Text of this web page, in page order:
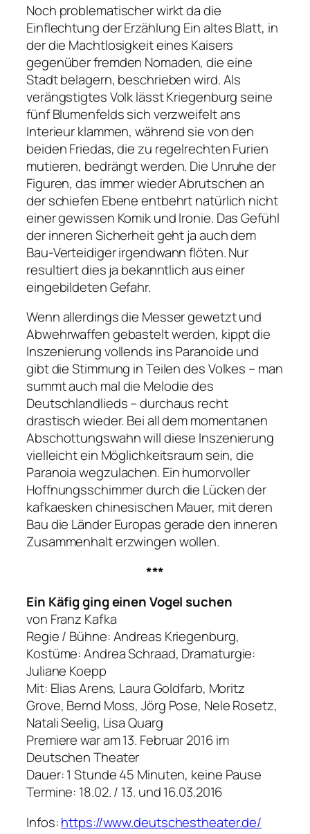
Noch problematischer wirkt da die
Einflechtung der Erzählung Ein altes Blatt, in
der die Machtlosigkeit eines Kaisers
gegenüber fremden Nomaden, die eine
Stadt belagern, beschrieben wird. Als
verängstigtes Volk lässt Kriegenburg seine
fünf Blumenfelds sich verzweifelt ans
Interieur klammen, während sie von den
beiden Friedas, die zu regelrechten Furien
mutieren, bedrängt werden. Die Unruhe der
Figuren, das immer wieder Abrutschen an
der schiefen Ebene entbehrt natürlich nicht
einer gewissen Komik und Ironie. Das Gefühl
der inneren Sicherheit geht ja auch dem
Bau-Verteidiger irgendwann flöten. Nur
resultiert dies ja bekanntlich aus einer
eingebildeten Gefahr.
Wenn allerdings die Messer gewetzt und
Abwehrwaffen gebastelt werden, kippt die
Inszenierung vollends ins Paranoide und
gibt die Stimmung in Teilen des Volkes – man
summt auch mal die Melodie des
Deutschlandlieds – durchaus recht
drastisch wieder. Bei all dem momentanen
Abschottungswahn will diese Inszenierung
vielleicht ein Möglichkeitsraum sein, die
Paranoia wegzulachen. Ein humorvoller
Hoffnungsschimmer durch die Lücken der
kafkaesken chinesischen Mauer, mit deren
Bau die Länder Europas gerade den inneren
Zusammenhalt erzwingen wollen.
***
Ein Käfig ging einen Vogel suchen
von Franz Kafka
Regie / Bühne: Andreas Kriegenburg,
Kostüme: Andrea Schraad, Dramaturgie:
Juliane Koepp
Mit: Elias Arens, Laura Goldfarb, Moritz
Grove, Bernd Moss, Jörg Pose, Nele Rosetz,
Natali Seelig, Lisa Quarg
Premiere war am 13. Februar 2016 im
Deutschen Theater
Dauer: 1 Stunde 45 Minuten, keine Pause
Termine: 18.02. / 13. und 16.03.2016
Infos:https://www.deutschestheater.de/